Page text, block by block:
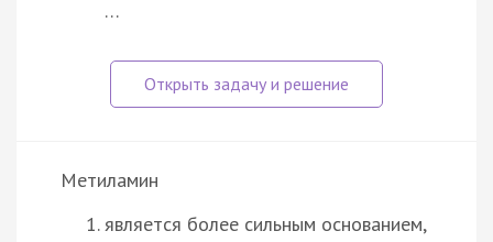
…
Метиламин
является более сильным основанием,